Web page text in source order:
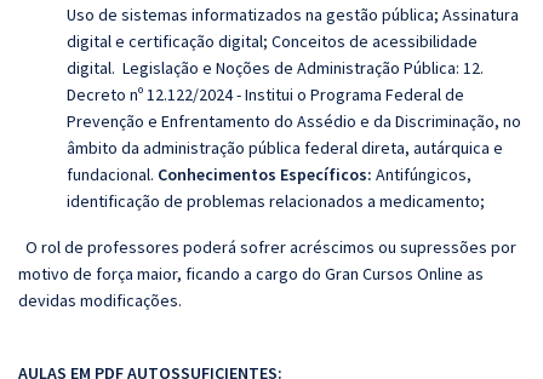
Uso de sistemas informatizados na gestão pública; Assinatura
digital e certificação digital; Conceitos de acessibilidade
digital. Legislação e Noções de Administração Pública: 12.
Decreto nº 12.122/2024 - Institui o Programa Federal de
Prevenção e Enfrentamento do Assédio e da Discriminação, no
âmbito da administração pública federal direta, autárquica e
fundacional. Conhecimentos Específicos: Antifúngicos,
identificação de problemas relacionados a medicamento;
O rol de professores poderá sofrer acréscimos ou supressões por
motivo de força maior, ficando a cargo do Gran Cursos Online as
devidas modificações.
AULAS EM PDF AUTOSSUFICIENTES: